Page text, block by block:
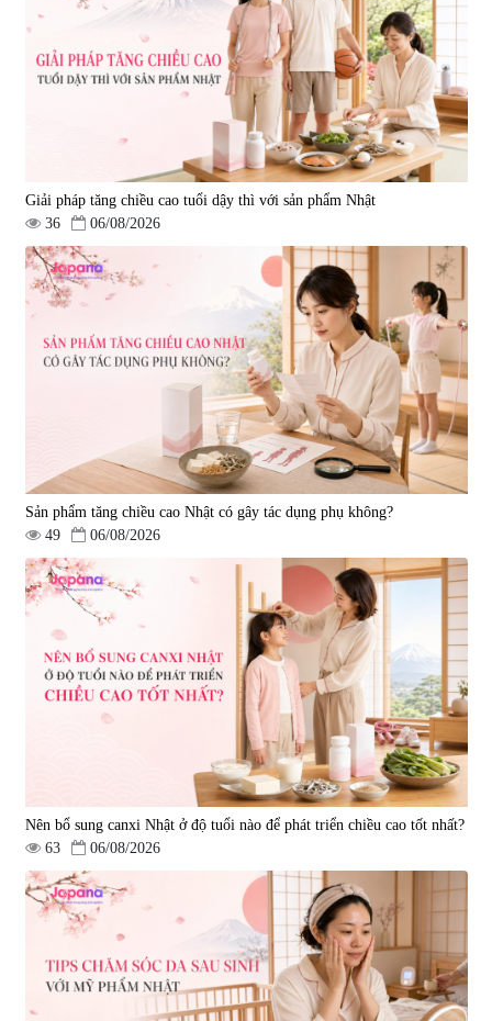
690.000 đ 1.600.000 đ
Viên uống hỗ trợ giấc ngủ Fujina
Sleepy Nhật Bản 80 viên
|13.760
580.000 đ
điều trị đột quỵ Biken Kinase
Gold 60 viên
|0
1.570.000 đ
Giải pháp tăng chiều cao tuổi dậy thì với sản phẩm Nhật
36
06/08/2026
Sản phẩm tăng chiều cao Nhật có gây tác dụng phụ không?
49
06/08/2026
Nên bổ sung canxi Nhật ở độ tuổi nào để phát triển chiều cao tốt nhất?
63
06/08/2026